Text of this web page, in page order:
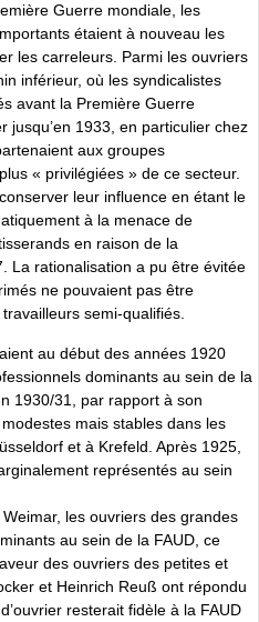
Guerre mondiale, les
étaient à nouveau les
les carreleurs. Parmi les ouvriers
inférieur, où les syndicalistes
avant la Première Guerre
jusqu’en 1933, en particulier chez
aux groupes
« privilégiées » de ce secteur.
leur influence en étant le
à la menace de
en raison de la
La rationalisation a pu être évitée
ne pouvaient pas être
semi-qualifiés.
au début des années 1920
dominants au sein de la
1930/31, par rapport à son
mais stables dans les
et à Krefeld. Après 1925,
représentés au sein
les ouvriers des grandes
au sein de la FAUD, ce
des ouvriers des petites et
et Heinrich Reuß ont répondu
resterait fidèle à la FAUD